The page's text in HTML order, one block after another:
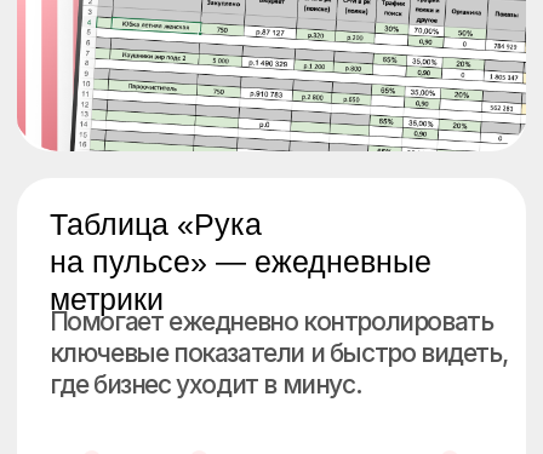
Нужна вам для того, чтобы не
сливать бюджет в минус (как это
происходит у 90% селлеров)
Таблица по просчету вложений
и итогового выхлопа с рекламы